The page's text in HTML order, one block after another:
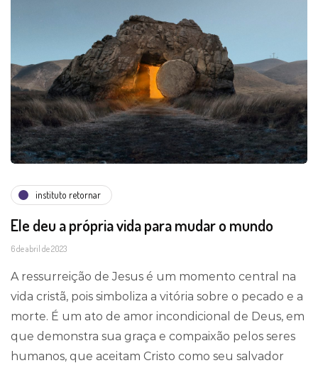
instituto retornar
Ele deu a própria vida para mudar o mundo
6 de abril de 2023
A ressurreição de Jesus é um momento central na
vida cristã, pois simboliza a vitória sobre o pecado e a
morte. É um ato de amor incondicional de Deus, em
que demonstra sua graça e compaixão pelos seres
humanos, que aceitam Cristo como seu salvador